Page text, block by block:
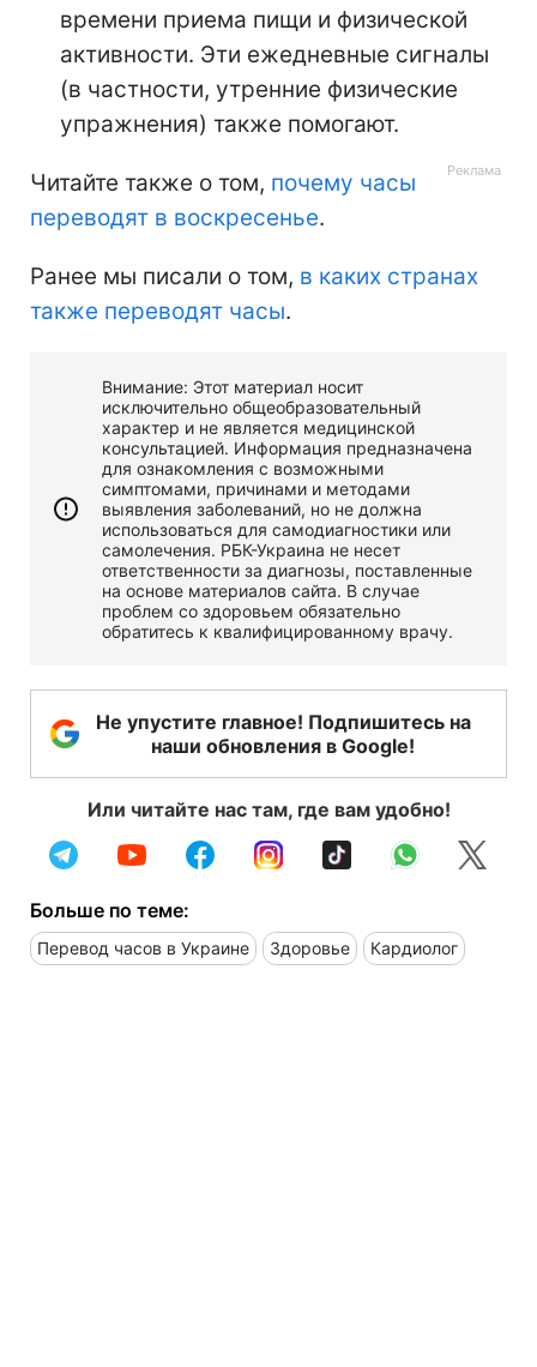
времени приема пищи и физической
активности. Эти ежедневные сигналы
(в частности, утренние физические
упражнения) также помогают.
Читайте также о том, почему часы
переводят в воскресенье.
Ранее мы писали о том, в каких странах
также переводят часы.
Внимание: Этот материал носит
исключительно общеобразовательный
характер и не является медицинской
консультацией. Информация предназначена
для ознакомления с возможными
симптомами, причинами и методами
выявления заболеваний, но не должна
использоваться для самодиагностики или
самолечения. РБК-Украина не несет
ответственности за диагнозы, поставленные
на основе материалов сайта. В случае
проблем со здоровьем обязательно
обратитесь к квалифицированному врачу.
Не упустите главное! Подпишитесь на
наши обновления в Google!
Или читайте нас там, где вам удобно!
Больше по теме:
Перевод часов в Украине Здоровье Кардиолог